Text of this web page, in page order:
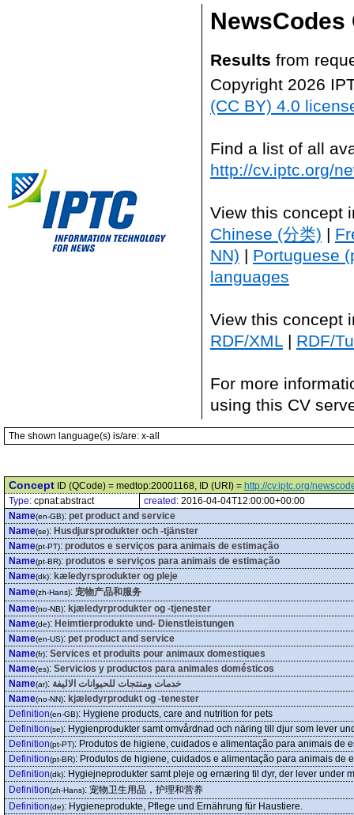
NewsCodes
Results from
Copyright 2026
(CC BY) 4.0
Find a list of all
http://cv.iptc.org/
View this concept
Chinese (分类) |
NN) | Portuguese
languages
View this concept
RDF/XML | RDF/
For more
using this CV
The shown language(s) is/are: x-all
Concept ID (QCode) = medtop:20001168, ID (URI) = http://cv.iptc.org/
Type: cpnat:abstract created: 2016-04-04T12:00:00+00:00
Name(en-GB): pet product and service
Name(se): Husdjursprodukter och -tjänster
Name(pt-PT): produtos e serviços para animais de estimação
Name(pt-BR): produtos e serviços para animais de estimação
Name(dk): kæledyrsprodukter og pleje
Name(zh-Hans): 宠物产品和服务
Name(no-NB): kjæledyrprodukter og -tjenester
Name(de): Heimtierprodukte und- Dienstleistungen
Name(en-US): pet product and service
Name(fr): Services et produits pour animaux domestiques
Name(es): Servicios y productos para animales domésticos
Name(ar): خدمات ومنتجات للحيوانات الاليفة
Name(no-NN): kjæledyrprodukt og -tenester
Definition(en-GB): Hygiene products, care and nutrition for pets
Definition(se): Hygienprodukter samt omvårdnad och näring till djur som lever
Definition(pt-PT): Produtos de higiene, cuidados e alimentação para animais de
Definition(pt-BR): Produtos de higiene, cuidados e alimentação para animais de
Definition(dk): Hygiejneprodukter samt pleje og ernæring til dyr, der lever under
Definition(zh-Hans): 宠物卫生用品，护理和营养
Definition(de): Hygieneprodukte, Pflege und Ernährung für Haustiere.